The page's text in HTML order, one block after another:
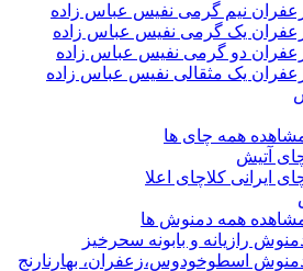
نیم گرمی نفیس عباس زاده
یک گرمی نفیس عباس زاده
دو گرمی نفیس عباس زاده
یک مثقالی نفیس عباس زاده
همه چای ها
آتیش
ایرانی کلاچای اعلا
همه دمنوش ها
رازیانه و بابونه سحرخیز
اسطوخودوس،زعفران، بهارنارنج